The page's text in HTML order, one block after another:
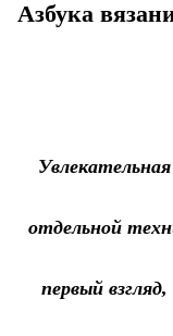
Азбука
отдельной
первый